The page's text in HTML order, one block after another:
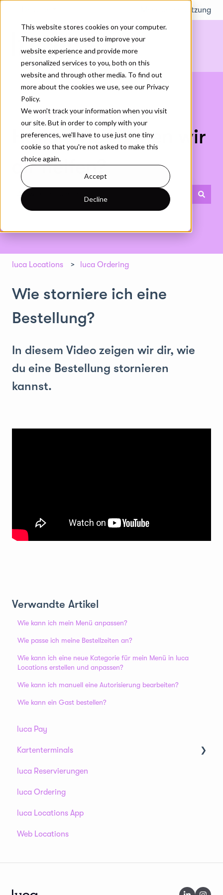
This website stores cookies on your computer.
These cookies are used to improve your
website experience and provide more
personalized services to you, both on this
website and through other media. To find out
more about the cookies we use, see our Privacy
Policy.
We won't track your information when you visit
our site. But in order to comply with your
preferences, we'll have to use just one tiny
cookie so that you're not asked to make this
choice again.
Accept
Decline
Mehr Unterstützung
Hallo. Wie können wir
dir helfen?
Es gibt keine Vorschläge, da das Suchfeld leer ist.
luca Locations luca Ordering
Wie storniere ich eine
Bestellung?
In diesem Video zeigen wir dir, wie
du eine Bestellung stornieren
kannst.
Verwandte Artikel
Wie kann ich mein Menü anpassen?
Wie passe ich meine Bestellzeiten an?
Wie kann ich eine neue Kategorie für mein Menü in luca
Locations erstellen und anpassen?
Wie kann ich manuell eine Autorisierung bearbeiten?
Wie kann ein Gast bestellen?
luca Pay
Kartenterminals
AMS1
S1F2 / S1F2L
V400m
Tap To Pay
luca Reservierungen
luca Ordering
luca Locations App
Web Locations